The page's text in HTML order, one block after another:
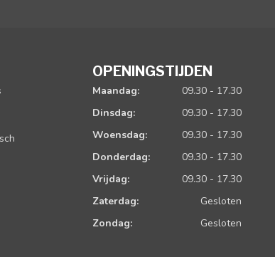
OPENINGSTIJDEN
Maandag:
09.30 - 17.30
Dinsdag:
09.30 - 17.30
Woensdag:
09.30 - 17.30
Donderdag:
09.30 - 17.30
Vrijdag:
09.30 - 17.30
Zaterdag:
Gesloten
Zondag:
Gesloten